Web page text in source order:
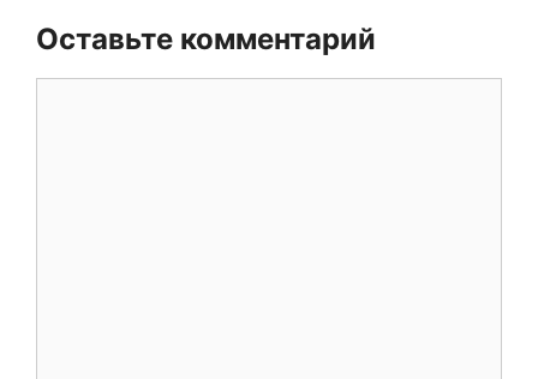
Оставьте комментарий